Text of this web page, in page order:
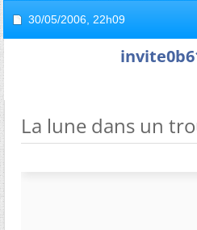
30/05/2006, 22h09
La lune dans un